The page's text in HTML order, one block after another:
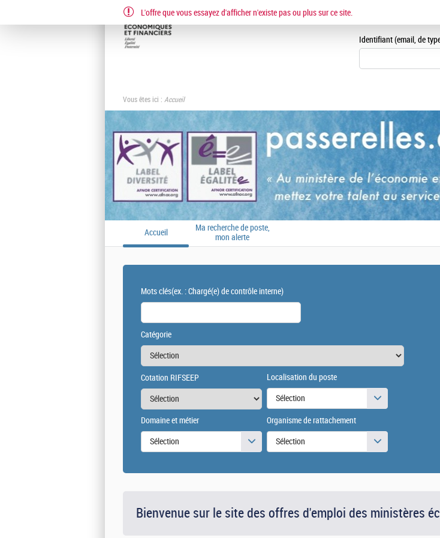
Vous êtes ici : Accueil
Accueil
Ma recherche de poste,
mon alerte
Mots clés(ex. : Chargé(e) de contrôle interne)
Catégorie
Cotation RIFSEEP Localisation du poste
Sélection
Domaine et métier
Sélection
Organisme de rattachement
Sélection
L'offre que vous essayez d'afficher n'existe pas ou plus sur ce site.
Bienvenue sur le site des offres d'emploi des ministères